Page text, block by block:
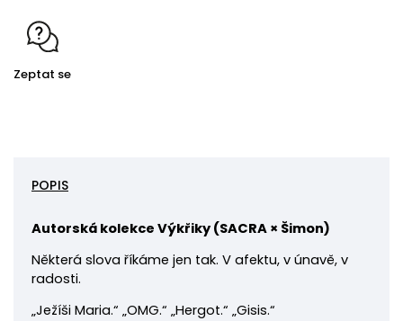
Zeptat se
POPIS
Autorská kolekce Výkřiky (SACRA × Šimon)
Některá slova říkáme jen tak. V afektu, v únavě, v
radosti.
„Ježíši Maria.“ „OMG.“ „Hergot.“ „Gisis.“